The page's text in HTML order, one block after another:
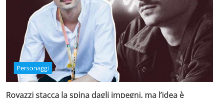
Personaggi
Rovazzi stacca la spina dagli impegni, ma l’idea è